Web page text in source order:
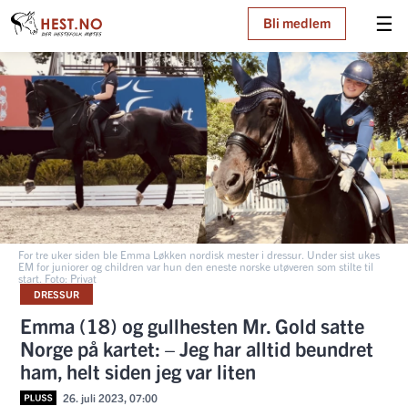
☰
Bli medlem
For tre uker siden ble Emma Løkken nordisk mester i dressur. Under sist ukes
EM for juniorer og children var hun den eneste norske utøveren som stilte til
start. Foto: Privat
DRESSUR
Emma (18) og gullhesten Mr. Gold satte
Norge på kartet: – Jeg har alltid beundret
ham, helt siden jeg var liten
26. juli 2023, 07:00